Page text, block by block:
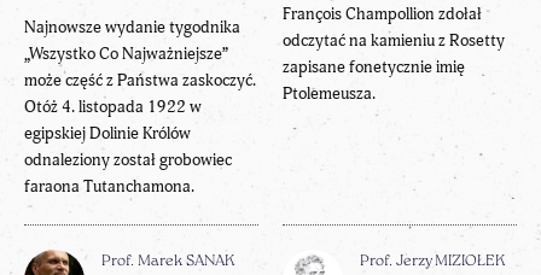
Najnowsze wydanie tygodnika
„Wszystko Co Najważniejsze”
może część z Państwa zaskoczyć.
Otóż 4. listopada 1922 w
egipskiej Dolinie Królów
odnaleziony został grobowiec
faraona Tutanchamona.
François Champollion zdołał
odczytać na kamieniu z Rosetty
zapisane fonetycznie imię
Ptolemeusza.
Prof. Marek SANAK Prof. Jerzy MIZIOŁEK